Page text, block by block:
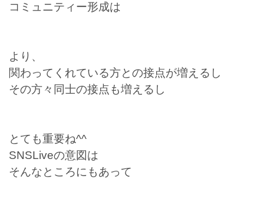
コミュニティー形成は
より、
関わってくれている方との接点が増えるし
その方々同士の接点も増えるし
とても重要ね^^
SNSLiveの意図は
そんなところにもあって